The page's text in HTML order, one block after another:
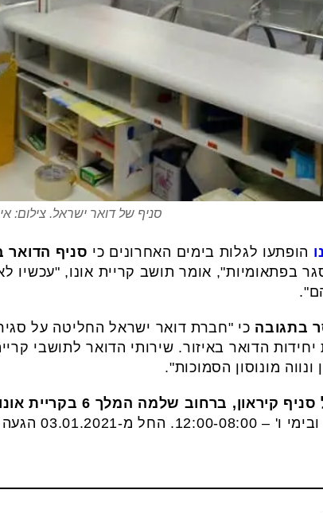
סניף של דואר ישראל. צילום:
הופתעו לגלות בימים האחרונים כי סניף הדואר
בפתאומיות", אומר תושב קריית אונו,
בתגובה
הדואר באיזור. שירותי הדואר לתושבי
ונווה מונוסון הסמוכות".
ברחוב שלמה המלך 6 בקריית אונו: